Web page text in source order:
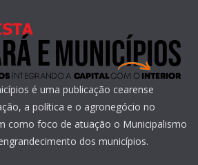
é uma publicação cearense
a política e o agronegócio no
como foco de atuação o Municipalismo
dos municípios.